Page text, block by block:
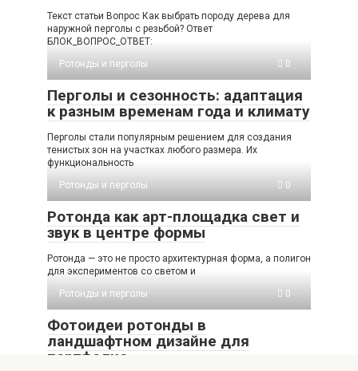
Текст статьи Вопрос Как выбрать породу дерева для
наружной перголы с резьбой? Ответ
БЛОК_ВОПРОС_ОТВЕТ:
Ротонды и перголы
0
Перголы и сезонность: адаптация
к разным временам года и климату
Перголы стали популярным решением для создания
тенистых зон на участках любого размера. Их
функциональность
Ротонды и перголы
0
Ротонда как арт-площадка свет и
звук в центре формы
Ротонда — это не просто архитектурная форма, а полигон
для экспериментов со светом и
Ротонды и перголы
0
Фотоидеи ротонды в
ландшафтном дизайне для
портфолио